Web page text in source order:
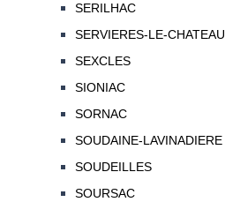
SERILHAC
SERVIERES-LE-CHATEAU
SEXCLES
SIONIAC
SORNAC
SOUDAINE-LAVINADIERE
SOUDEILLES
SOURSAC